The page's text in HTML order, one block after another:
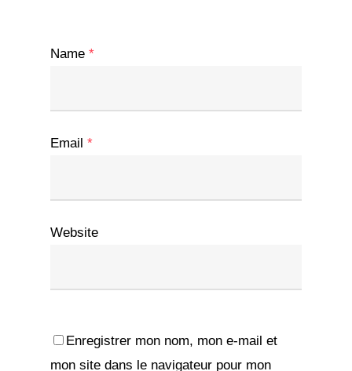
Name *
Email *
Website
Enregistrer mon nom, mon e-mail et
mon site dans le navigateur pour mon